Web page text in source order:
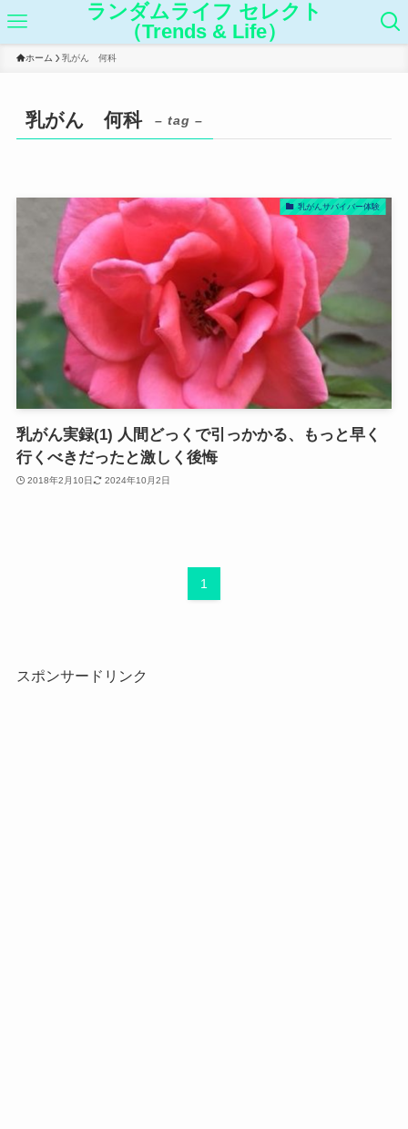
ランダムライフ セレクト
（Trends & Life）
ホーム 乳がん 何科
乳がん 何科 – tag –
乳がんサバイバー体験
乳がん実録(1) 人間どっくで引っかかる、もっと早く
行くべきだったと激しく後悔
2018年2月10日 2024年10月2日
1
スポンサードリンク